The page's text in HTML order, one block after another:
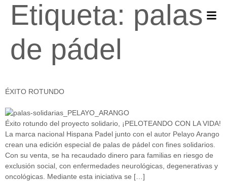
Etiqueta: palas
de pádel
ÉXITO ROTUNDO
Éxito rotundo del proyecto solidario, ¡PELOTEANDO CON LA VIDA!
La marca nacional Hispana Padel junto con el autor Pelayo Arango
crean una edición especial de palas de pádel con fines solidarios.
Con su venta, se ha recaudado dinero para familias en riesgo de
exclusión social, con enfermedades neurológicas, degenerativas y
oncológicas. Mediante esta iniciativa se […]